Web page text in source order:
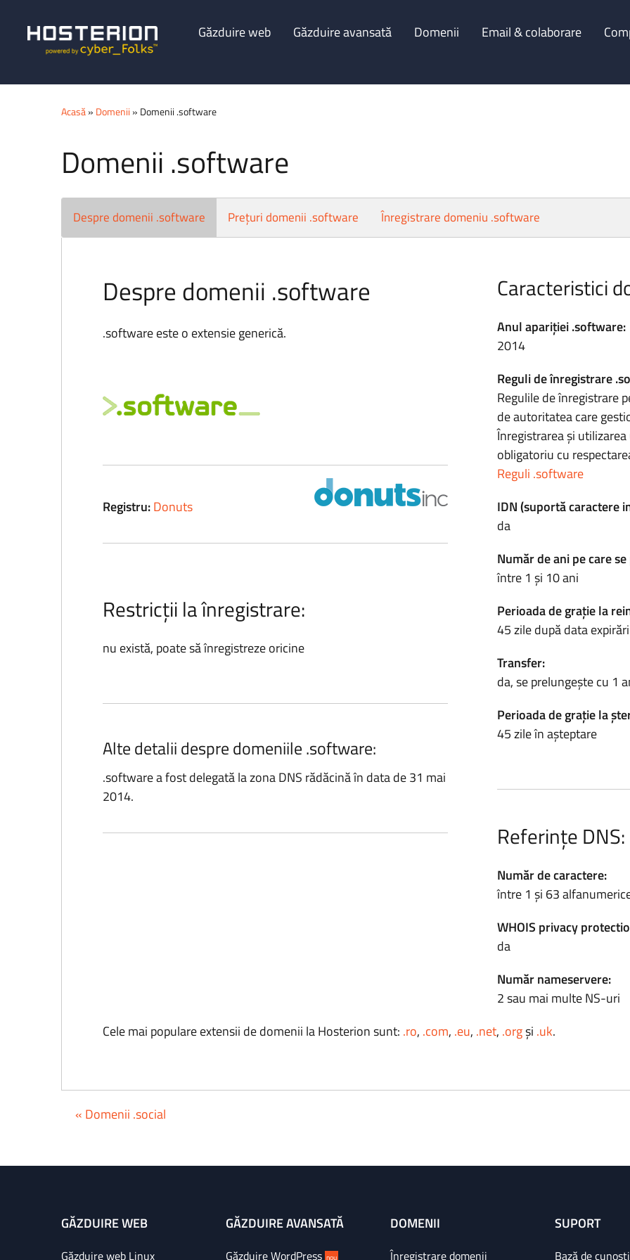
Găzduire web Găzduire avansată Domenii Email & colaborare
Acasă» Domenii » Domenii .software
Domenii .software
Despre domenii .software Prețuri domenii .software Înregistrare domeniu .software
Despre domenii .software
.software este o extensie generică.
Registru:Donuts
Restricții la înregistrare:
nu există, poate să înregistreze oricine
Alte detalii despre domeniile .software:
.software a fost delegată la zona DNS rădăcină în data de 31 mai
2014.
Caracteristici
Anul apariției .software:
2014
Reguli de înregistrare
Regulile de înregistrare
de autoritatea care
Înregistrarea și
obligatoriu cu
Reguli .software
IDN (suportă caractere
da
Număr de ani pe care
între 1 și 10 ani
Perioada de grație la
45 zile după data
Transfer:
da, se prelungește cu 1
Perioada de grație la
45 zile în așteptare
Referințe DNS:
Număr de caractere:
între 1 și 63
WHOIS privacy
da
Număr nameservere:
2 sau mai multe NS-uri
Cele mai populare extensii de domenii la Hosterion sunt: .ro, .com, .eu, .net, .orgși .uk.
« Domenii .social
GĂZDUIRE WEB
Găzduire web Linux
GĂZDUIRE AVANSATĂ
Găzduire WordPress nou
DOMENII
Înregistrare domenii
SUPORT
Bază de